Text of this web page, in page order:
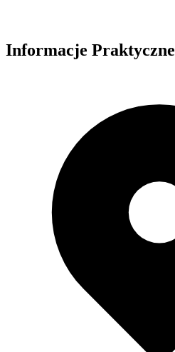
Informacje Praktyczne